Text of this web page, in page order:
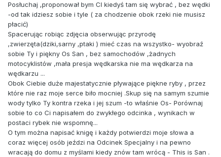
Posłuchaj ,proponował bym CI kiedyś tam się wybrać , bez wędki
-od tak idziesz sobie i tyle ( za chodzenie obok rzeki nie musisz
płacić)
Spacerując robiąc zdjęcia obserwując przyrodę
,zwierzęta(dziki,sarny ,ptaki ) mieć czas na wszystko- wyobraź
sobie Ty i piękny Os San , bez samochodów ,żadnych
motocyklistów ,mała presja wędkarska nie ma wędkarza na
wędkarzu ...
Obok Ciebie duże majestatycznie pływające piękne ryby , przez
które nie raz moje serce biło mocniej .Skup się na samym szumie
wody tylko Ty kontra rzeka i jej szum -to właśnie Os- Porównaj
sobie to co Ci napisałem do zwykłego odcinka , wynikach w
postaci rybek nie wspomnę...
O tym można napisać knigę i każdy potwierdzi moje słowa a
coraz więcej osób jeździ na Odcinek Specjalny i na pewno
wracają do domu z myślami kiedy znów tam wrócą - This is San .